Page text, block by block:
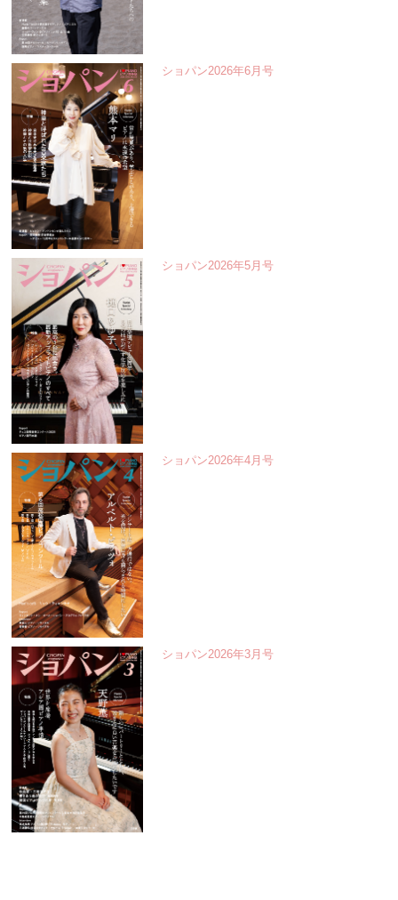
ショパン2026年6月号
ショパン2026年5月号
ショパン2026年4月号
ショパン2026年3月号